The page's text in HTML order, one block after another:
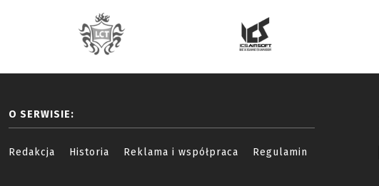
O SERWISIE:
Redakcja Historia Reklama i współpraca Regulamin